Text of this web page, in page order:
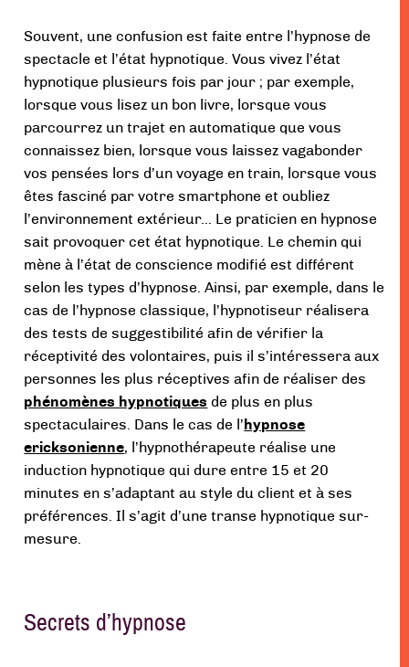
Souvent, une confusion est faite entre l’hypnose de
spectacle et l’état hypnotique. Vous vivez l’état
hypnotique plusieurs fois par jour ; par exemple,
lorsque vous lisez un bon livre, lorsque vous
parcourrez un trajet en automatique que vous
connaissez bien, lorsque vous laissez vagabonder
vos pensées lors d’un voyage en train, lorsque vous
êtes fasciné par votre smartphone et oubliez
l’environnement extérieur… Le praticien en hypnose
sait provoquer cet état hypnotique. Le chemin qui
mène à l’état de conscience modifié est différent
selon les types d’hypnose. Ainsi, par exemple, dans le
cas de l’hypnose classique, l’hypnotiseur réalisera
des tests de suggestibilité afin de vérifier la
réceptivité des volontaires, puis il s’intéressera aux
personnes les plus réceptives afin de réaliser des
phénomènes hypnotiques de plus en plus
spectaculaires. Dans le cas de l’ hypnose
ericksonienne, l’hypnothérapeute réalise une
induction hypnotique qui dure entre 15 et 20
minutes en s’adaptant au style du client et à ses
préférences. Il s’agit d’une transe hypnotique sur-
mesure.
Secrets d’hypnose